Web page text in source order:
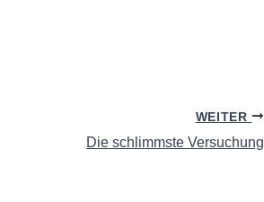
WEITER
Die schlimmste Versuchung